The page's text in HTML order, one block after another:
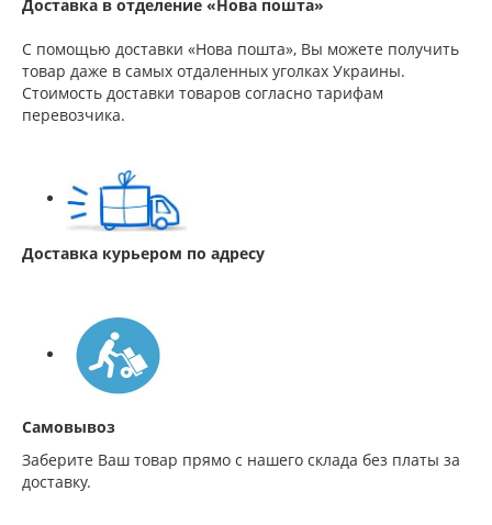
Доставка в отделение «Нова пошта»
С помощью доставки «Нова пошта», Вы можете получить
товар даже в самых отдаленных уголках Украины.
Стоимость доставки товаров согласно тарифам
перевозчика.
Доставка курьером по адресу
Самовывоз
Заберите Ваш товар прямо с нашего склада без платы за
доставку.